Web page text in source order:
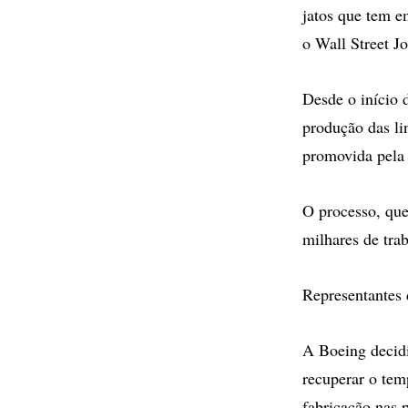
jatos que tem
o Wall Street
Desde o início
produção das
promovida
O processo,
milhares de
A Boeing
recuperar o